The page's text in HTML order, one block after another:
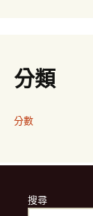
分類
分數
搜尋